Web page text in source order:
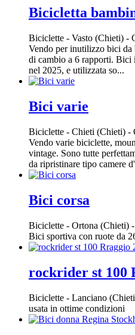
Bicicletta
Biciclette - Vasto (Chieti) -
Vendo per inutilizzo bici
di cambio a 6 rapporti. Bici
nel 2025, e utilizzata so...
Bici varie
Biciclette - Chieti (Chieti) -
Vendo varie biciclette,
vintage. Sono tutte
da ripristinare tipo camere
Bici corsa
Biciclette - Ortona (Chieti) -
Bici sportiva con ruote da
rockrider st 100
Biciclette - Lanciano
usata in ottime condizioni